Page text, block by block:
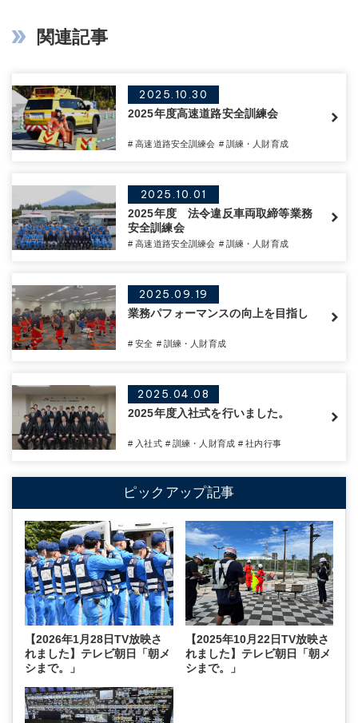
関連記事
2025.10.30
2025年度高速道路安全訓練会
# 高速道路安全訓練会 # 訓練・人財育成
2025.10.01
2025年度 法令違反車両取締等業務
安全訓練会
# 高速道路安全訓練会 # 訓練・人財育成
2025.09.19
業務パフォーマンスの向上を目指し
# 安全 # 訓練・人財育成
2025.04.08
2025年度入社式を行いました。
# 入社式 # 訓練・人財育成 # 社内行事
ピックアップ記事
【2026年1月28日TV放映さ
れました】テレビ朝日「朝メ
シまで。」
【2025年10月22日TV放映さ
れました】テレビ朝日「朝メ
シまで。」